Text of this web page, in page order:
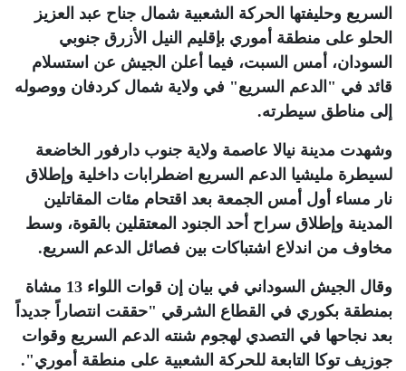
السريع وحليفتها الحركة الشعبية شمال جناح عبد العزيز
الحلو على منطقة أموري بإقليم النيل الأزرق جنوبي
السودان، أمس السبت، فيما أعلن الجيش عن استسلام
قائد في "الدعم السريع" في ولاية شمال كردفان ووصوله
إلى مناطق سيطرته.
وشهدت مدينة نيالا عاصمة ولاية جنوب دارفور الخاضعة
لسيطرة مليشيا الدعم السريع اضطرابات داخلية وإطلاق
نار مساء أول أمس الجمعة بعد اقتحام مئات المقاتلين
المدينة وإطلاق سراح أحد الجنود المعتقلين بالقوة، وسط
مخاوف من اندلاع اشتباكات بين فصائل الدعم السريع.
وقال الجيش السوداني في بيان إن قوات اللواء 13 مشاة
بمنطقة بكوري في القطاع الشرقي "حققت انتصاراً جديداً
بعد نجاحها في التصدي لهجوم شنته الدعم السريع وقوات
جوزيف توكا التابعة للحركة الشعبية على منطقة أموري".